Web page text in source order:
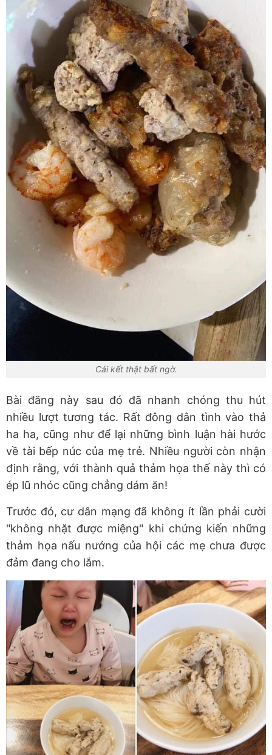
Cái kết thật bất ngờ.
Bài đăng này sau đó đã nhanh chóng thu hút
nhiều lượt tương tác. Rất đông dân tình vào thả
ha ha, cũng như để lại những bình luận hài hước
về tài bếp núc của mẹ trẻ. Nhiều người còn nhận
định rằng, với thành quả thảm họa thế này thì có
ép lũ nhóc cũng chẳng dám ăn!
Trước đó, cư dân mạng đã không ít lần phải cười
"không nhặt được miệng" khi chứng kiến những
thảm họa nấu nướng của hội các mẹ chưa được
đảm đang cho lắm.